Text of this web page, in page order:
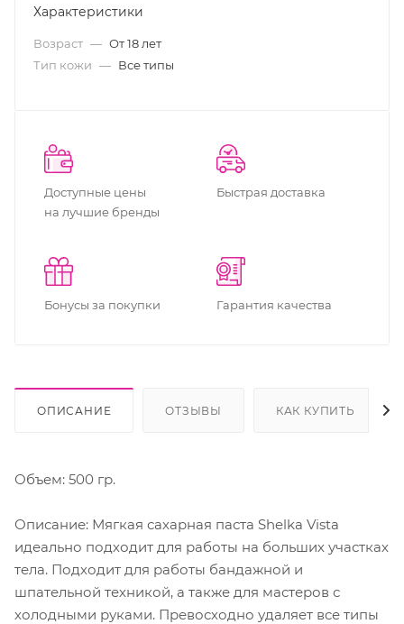
Характеристики
Возраст — От 18 лет
Тип кожи — Все типы
Доступные цены
на лучшие бренды
Быстрая доставка
Бонусы за покупки Гарантия качества
ОПИСАНИЕ ОТЗЫВЫ КАК КУПИТЬ
Объем: 500 гр.
Описание: Мягкая сахарная паста Shelka Vista
идеально подходит для работы на больших участках
тела. Подходит для работы бандажной и
шпательной техникой, а также для мастеров с
холодными руками. Превосходно удаляет все типы